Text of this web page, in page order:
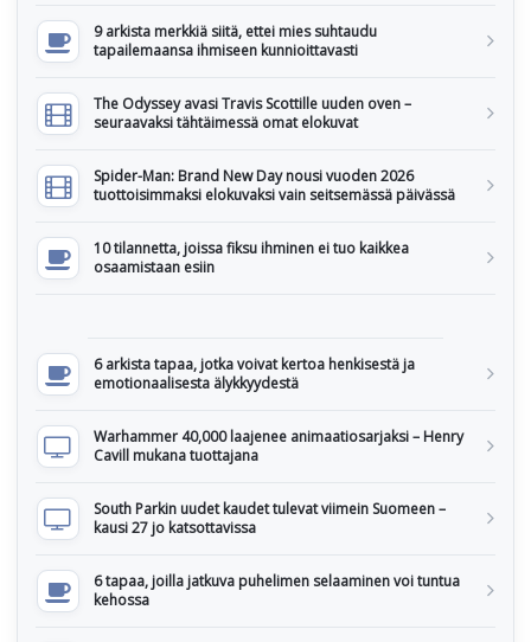
9 arkista merkkiä siitä, ettei mies suhtaudu
tapailemaansa ihmiseen kunnioittavasti
The Odyssey avasi Travis Scottille uuden oven –
seuraavaksi tähtäimessä omat elokuvat
Spider-Man: Brand New Day nousi vuoden 2026
tuottoisimmaksi elokuvaksi vain seitsemässä päivässä
10 tilannetta, joissa fiksu ihminen ei tuo kaikkea
osaamistaan esiin
6 arkista tapaa, jotka voivat kertoa henkisestä ja
emotionaalisesta älykkyydestä
Warhammer 40,000 laajenee animaatiosarjaksi – Henry
Cavill mukana tuottajana
South Parkin uudet kaudet tulevat viimein Suomeen –
kausi 27 jo katsottavissa
6 tapaa, joilla jatkuva puhelimen selaaminen voi tuntua
kehossa